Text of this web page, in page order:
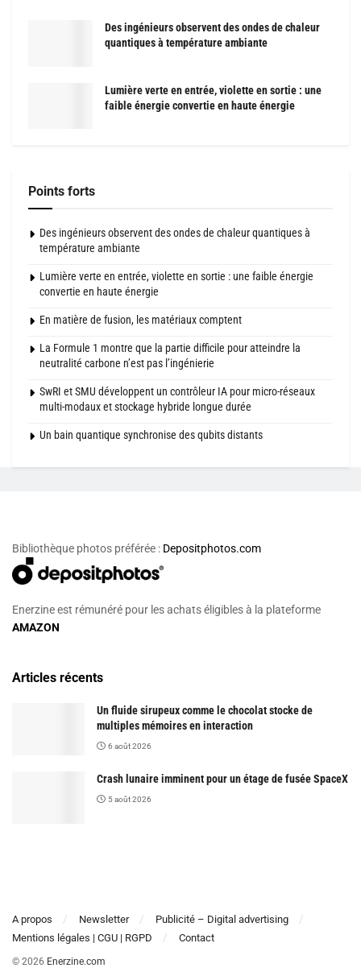
Des ingénieurs observent des ondes de chaleur
quantiques à température ambiante
Lumière verte en entrée, violette en sortie : une
faible énergie convertie en haute énergie
Points forts
Des ingénieurs observent des ondes de chaleur quantiques à
température ambiante
Lumière verte en entrée, violette en sortie : une faible énergie
convertie en haute énergie
En matière de fusion, les matériaux comptent
La Formule 1 montre que la partie difficile pour atteindre la
neutralité carbone n’est pas l’ingénierie
SwRI et SMU développent un contrôleur IA pour micro-réseaux
multi-modaux et stockage hybride longue durée
Un bain quantique synchronise des qubits distants
Bibliothèque photos préférée : Depositphotos.com
Enerzine est rémunéré pour les achats éligibles à la plateforme
AMAZON
Articles récents
Un fluide sirupeux comme le chocolat stocke de
multiples mémoires en interaction
6 août 2026
Crash lunaire imminent pour un étage de fusée SpaceX
5 août 2026
A propos Newsletter
Publicité – Digital advertising
Mentions légales | CGU | RGPD
Contact
© 2026 Enerzine.com